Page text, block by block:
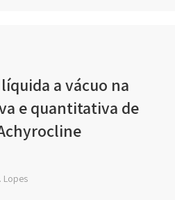
a vácuo na
e quantitativa de
Lopes